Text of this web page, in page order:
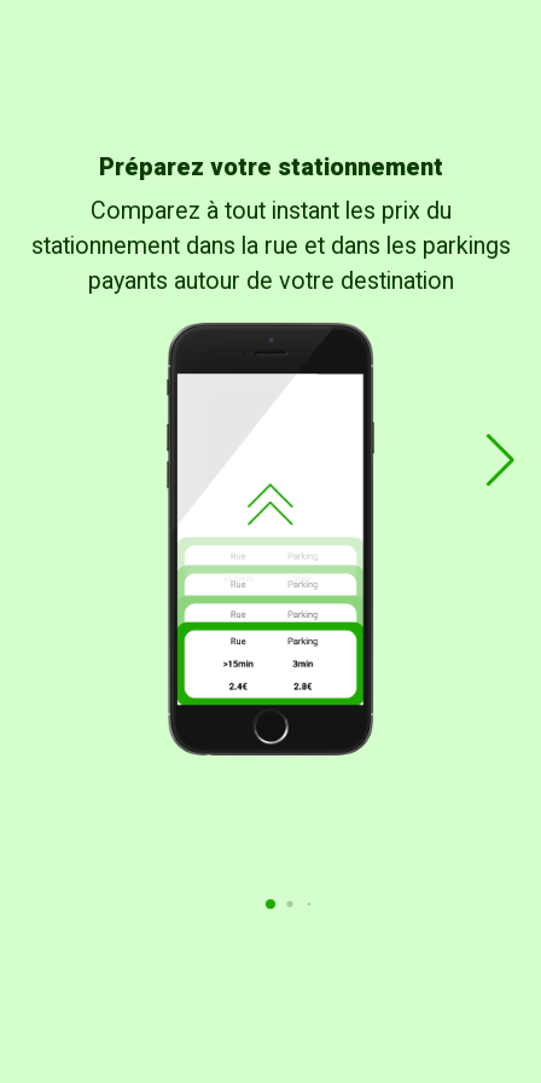
Préparez votre stationnement
Comparez à tout instant les prix du
stationnement dans la rue et dans les parkings
payants autour de votre destination